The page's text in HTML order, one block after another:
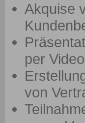
Akquise
per
von